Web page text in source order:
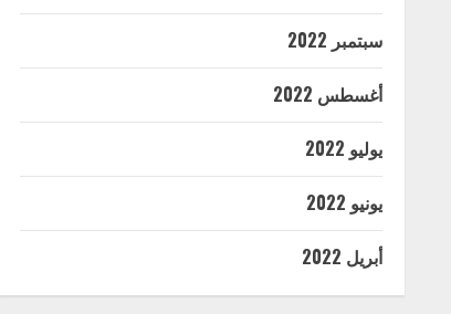
سبتمبر 2022
أغسطس 2022
يوليو 2022
يونيو 2022
أبريل 2022